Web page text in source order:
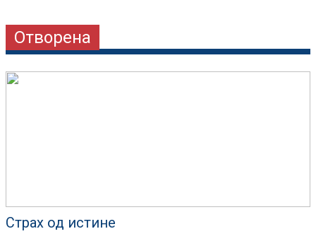
Отворена
Страх од истине